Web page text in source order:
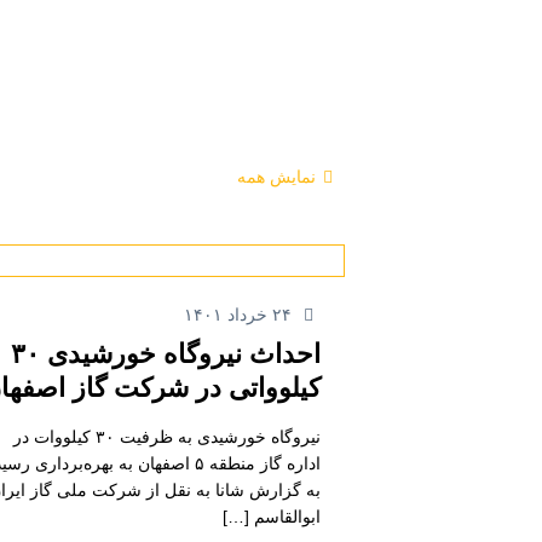
نمایش همه
۲۴ خرداد ۱۴۰۱
احداث نیروگاه خورشیدی ۳۰
کیلوواتی در شرکت گاز
نیروگاه خورشیدی به ظرفیت ۳۰ کیلووات در
اداره گاز منطقه ۵ اصفهان به بهره‌برداری
به گزارش شانا به نقل از شرکت ملی گاز
ابوالقاسم […]